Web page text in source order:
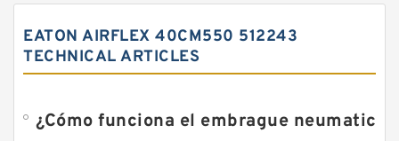
EATON AIRFLEX 40CM550 512243
TECHNICAL ARTICLES
¿Cómo funciona el embrague neumatico?